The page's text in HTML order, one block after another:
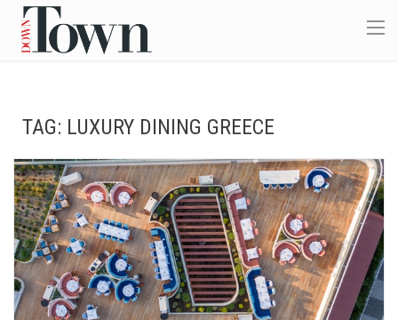
TAG: LUXURY DINING GREECE